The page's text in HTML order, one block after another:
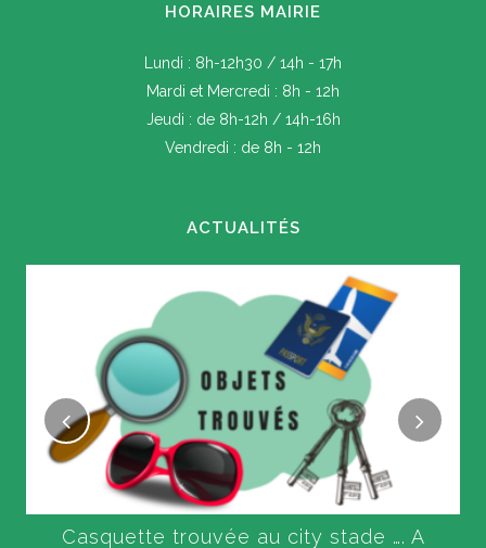
HORAIRES MAIRIE
Lundi : 8h-12h30 / 14h - 17h
Mardi et Mercredi : 8h - 12h
Jeudi : de 8h-12h / 14h-16h
Vendredi : de 8h - 12h
ACTUALITÉS
Casquette trouvée au city stade …. A